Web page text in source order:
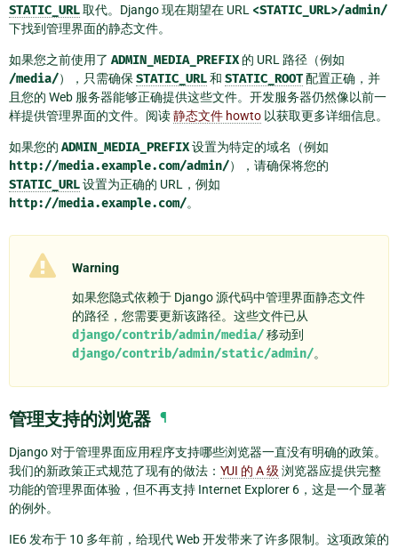
STATIC_URL取代。Django 现在期望在 URL <STATIC_URL>/admin/
下找到管理界面的静态文件。
如果您之前使用了 ADMIN_MEDIA_PREFIX的 URL 路径（例如
/media/），只需确保STATIC_URL和 STATIC_ROOT配置正确，并
且您的 Web 服务器能够正确提供这些文件。开发服务器仍然像以前一
样提供管理界面的文件。阅读静态文件 howto 以获取更多详细信息。
如果您的 ADMIN_MEDIA_PREFIX设置为特定的域名（例如
http://media.example.com/admin/），请确保将您的
STATIC_URL设置为正确的 URL，例如
http://media.example.com/。
Warning
如果您隐式依赖于 Django 源代码中管理界面静态文件
的路径，您需要更新该路径。这些文件已从
django/contrib/admin/media/移动到
django/contrib/admin/static/admin/。
管理支持的浏览器 ¶
Django 对于管理界面应用程序支持哪些浏览器一直没有明确的政策。
我们的新政策正式规范了现有的做法： YUI 的 A 级 浏览器应提供完整
功能的管理界面体验，但不再支持 Internet Explorer 6，这是一个显著
的例外。
IE6 发布于 10 多年前，给现代 Web 开发带来了许多限制。这项政策的